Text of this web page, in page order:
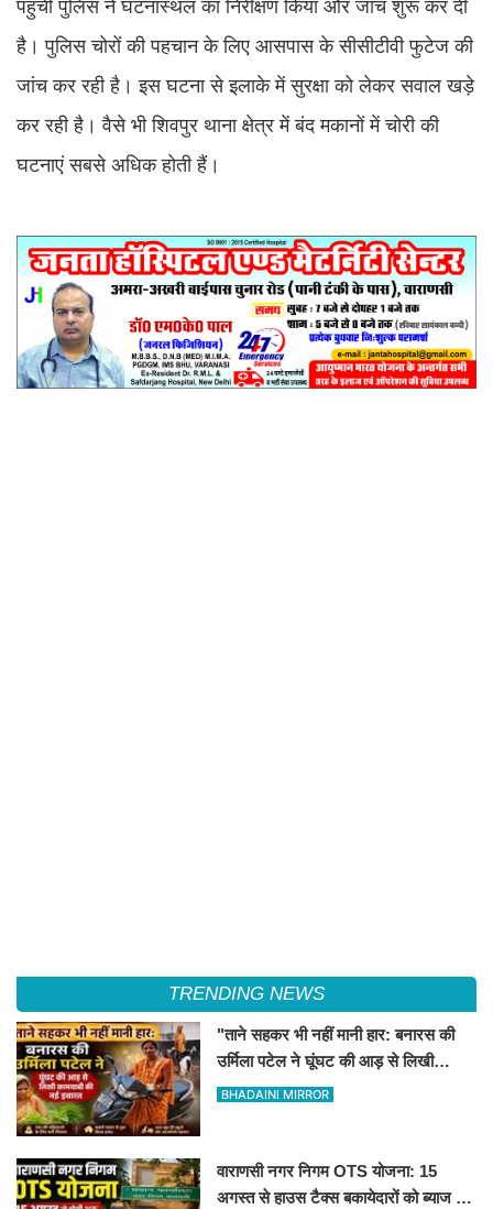
पहुंची पुलिस ने घटनास्थल का निरीक्षण किया और जांच शुरू कर दी
है। पुलिस चोरों की पहचान के लिए आसपास के सीसीटीवी फुटेज की
जांच कर रही है। इस घटना से इलाके में सुरक्षा को लेकर सवाल खड़े
कर रही है। वैसे भी शिवपुर थाना क्षेत्र में बंद मकानों में चोरी की
घटनाएं सबसे अधिक होती हैं।
TRENDING NEWS
"ताने सहकर भी नहीं मानी हार: बनारस की
उर्मिला पटेल ने घूंघट की आड़ से लिखी
कामयाबी की नई इबारत"
BHADAINI MIRROR
वाराणसी नगर निगम OTS योजना: 15
अगस्त से हाउस टैक्स बकायेदारों को ब्याज में